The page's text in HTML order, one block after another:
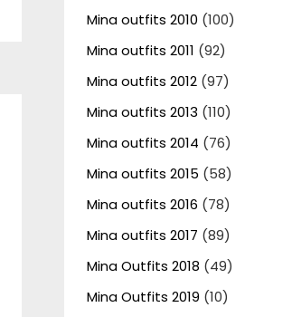
Mina outfits 2010 (100)
Mina outfits 2011 (92)
Mina outfits 2012(97)
Mina outfits 2013 (110)
Mina outfits 2014 (76)
Mina outfits 2015 (58)
Mina outfits 2016 (78)
Mina outfits 2017 (89)
Mina Outfits 2018 (49)
Mina Outfits 2019 (10)